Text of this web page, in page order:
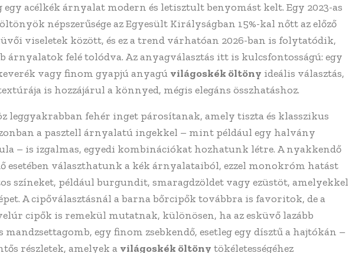
acélkék árnyalat modern és letisztult benyomást kelt. Egy 2023-as
népszerűsége az Egyesült Királyságban 15%-kal nőtt az előző
viseletek között, és ez a trend várhatóan 2026-ban is folytatódik,
árnyalatok felé tolódva. Az anyagválasztás itt is kulcsfontosságú: egy
vagy finom gyapjú anyagú világoskék öltöny ideális választás,
is hozzájárul a könnyed, mégis elegáns összhatáshoz.
leggyakrabban fehér inget párosítanak, amely tiszta és klasszikus
a pasztell árnyalatú ingekkel – mint például egy halvány
– is izgalmas, egyedi kombinációkat hozhatunk létre. A nyakkendő
esetében választhatunk a kék árnyalataiból, ezzel monokróm hatást
színeket, például burgundit, smaragdzöldet vagy ezüstöt, amelyekkel
A cipőválasztásnál a barna bőrcipők továbbra is favoritok, de a
cipők is remekül mutatnak, különösen, ha az esküvő lazább
mandzsettagomb, egy finom zsebkendő, esetleg egy dísztű a hajtókán –
részletek, amelyek a világoskék öltöny tökéletességéhez